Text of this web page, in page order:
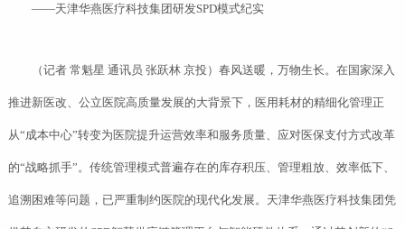
——天津华燕医疗科技集团研发SPD模式纪实
（记者 常魁星 通讯员 张跃林 京投）春风送暖，万物生长。在国家深入
推进新医改、公立医院高质量发展的大背景下，医用耗材的精细化管理正
从“成本中心”转变为医院提升运营效率和服务质量、应对医保支付方式改革
的“战略抓手”。传统管理模式普遍存在的库存积压、管理粗放、效率低下、
追溯困难等问题，已严重制约医院的现代化发展。天津华燕医疗科技集团凭